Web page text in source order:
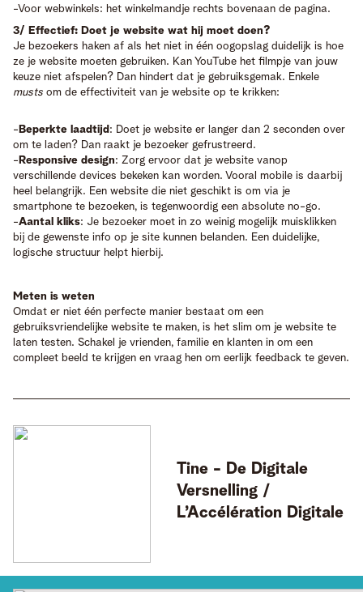
-Voor webwinkels: het winkelmandje rechts bovenaan de pagina.
3/ Effectief: Doet je website wat hij moet doen?
Je bezoekers haken af als het niet in één oogopslag duidelijk is hoe
ze je website moeten gebruiken. Kan YouTube het filmpje van jouw
keuze niet afspelen? Dan hindert dat je gebruiksgemak. Enkele
musts om de effectiviteit van je website op te krikken:
- Beperkte laadtijd : Doet je website er langer dan 2 seconden over
om te laden? Dan raakt je bezoeker gefrustreerd.
- Responsive design: Zorg ervoor dat je website vanop
verschillende devices bekeken kan worden. Vooral mobile is daarbij
heel belangrijk. Een website die niet geschikt is om via je
smartphone te bezoeken, is tegenwoordig een absolute no-go.
-Aantal kliks: Je bezoeker moet in zo weinig mogelijk muisklikken
bij de gewenste info op je site kunnen belanden. Een duidelijke,
logische structuur helpt hierbij.
Meten is weten
Omdat er niet één perfecte manier bestaat om een
gebruiksvriendelijke website te maken, is het slim om je website te
laten testen. Schakel je vrienden, familie en klanten in om een
compleet beeld te krijgen en vraag hen om eerlijk feedback te geven.
Tine - De Digitale
Versnelling /
L’Accélération Digitale